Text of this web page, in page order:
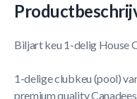
Biljart keu 1-delig House
1-delige clubkeu (pool)
premium quality